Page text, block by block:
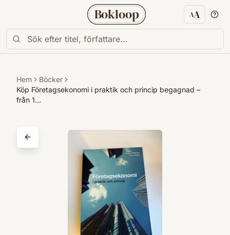
Bokloop AA
Hem
Böcker
Köp Företagsekonomi i praktik och princip begagnad –
från 1…